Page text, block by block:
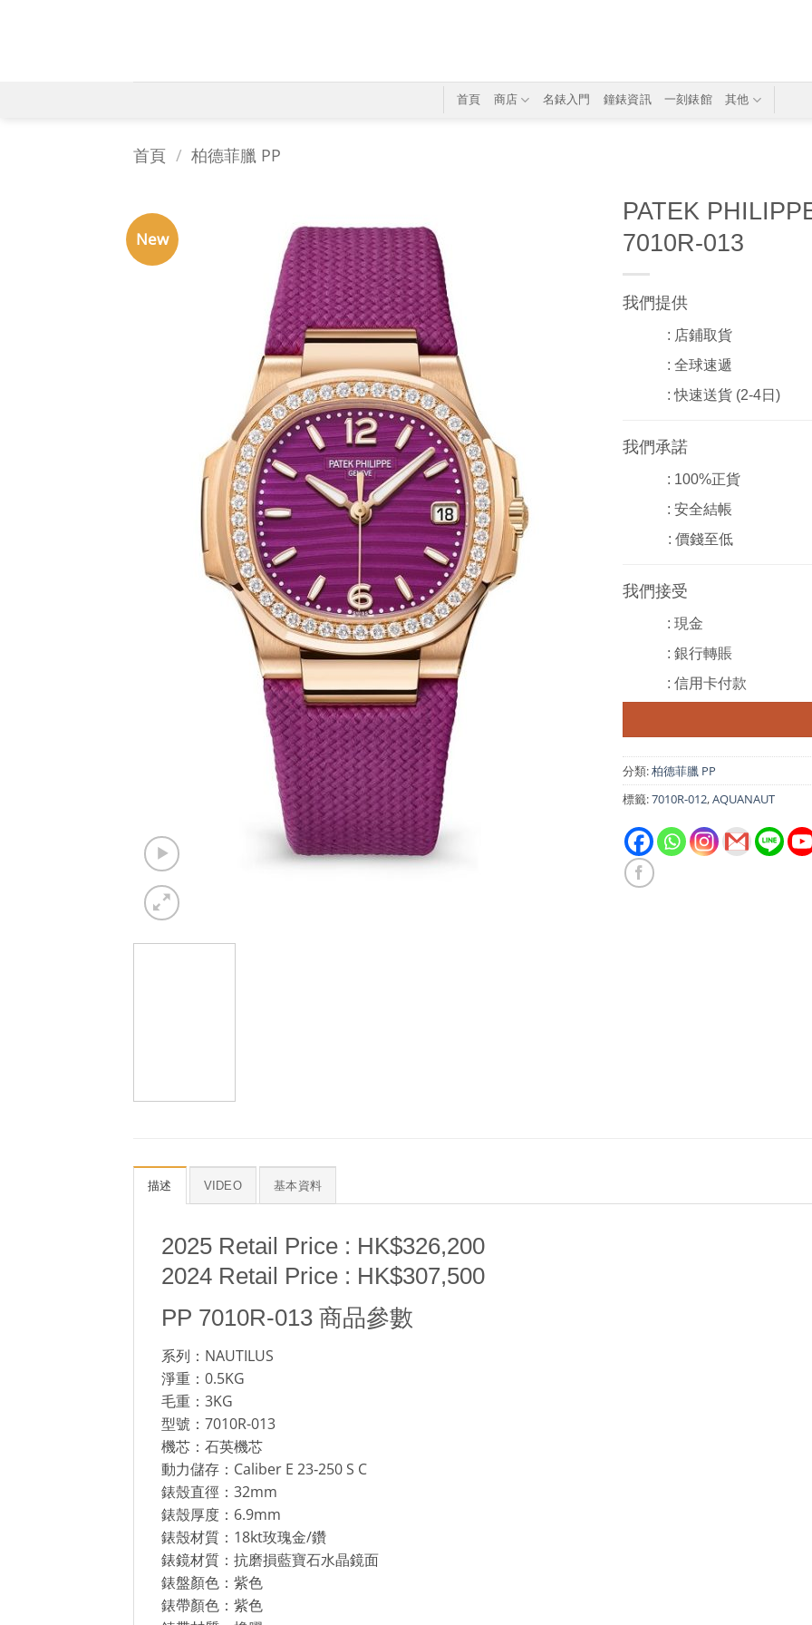
首頁 商店 名錶入門 鐘錶資訊 一刻錶館 其他
首頁 / 柏德菲臘 PP
New
PATEK
7010R-013
我們提供
: 店鋪取貨
: 全球速遞
: 快速送貨 (2-4日)
我們承諾
: 100%正貨
: 安全結帳
: 價錢至低
我們接受
: 現金
: 銀行轉賬
: 信用卡付款
分類:柏德菲臘 PP
標籤:7010R-012,AQUANAUT
描述 VIDEO 基本資料
2025 Retail Price : HK$326,200
2024 Retail Price : HK$307,500
PP 7010R-013 商品參數
系列：NAUTILUS
淨重：0.5KG
毛重：3KG
型號：7010R-013
機芯：石英機芯
動力儲存：Caliber E 23‑250 S C
錶殼直徑：32mm
錶殼厚度：6.9mm
錶殼材質：18kt玫瑰金/鑽
錶鏡材質：抗磨損藍寶石水晶鏡面
錶盤顏色：紫色
錶帶顏色：紫色